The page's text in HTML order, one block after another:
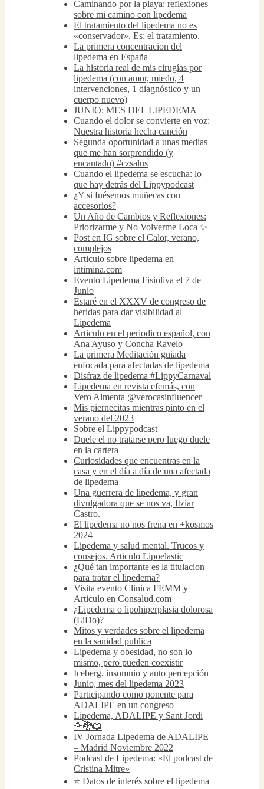
Caminando por la playa: reflexiones
sobre mi camino con lipedema
El tratamiento del lipedema no es
«conservador». Es: el tratamiento.
La primera concentracion del
lipedema en España
La historia real de mis cirugías por
lipedema (con amor, miedo, 4
intervenciones, 1 diagnóstico y un
cuerpo nuevo)
JUNIO: MES DEL LIPEDEMA
Cuando el dolor se convierte en voz:
Nuestra historia hecha canción
Segunda oportunidad a unas medias
que me han sorprendido (y
encantado) #czsalus
Cuando el lipedema se escucha: lo
que hay detrás del Lippypodcast
¿Y si fuésemos muñecas con
accesorios?
Un Año de Cambios y Reflexiones:
Priorizarme y No Volverme Loca ✨
Post en IG sobre el Calor, verano,
complejos
Articulo sobre lipedema en
intimina.com
Evento Lipedema Fisioliva el 7 de
Junio
Estaré en el XXXV de congreso de
heridas para dar visibilidad al
Lipedema
Articulo en el periodico español, con
Ana Ayuso y Concha Ravelo
La primera Meditación guiada
enfocada para afectadas de lipedema
Disfraz de lipedema #LippyCarnaval
Lipedema en revista efemás, con
Vero Almenta @verocasinfluencer
Mis piernecitas mientras pinto en el
verano del 2023
Sobre el Lippypodcast
Duele el no tratarse pero luego duele
en la cartera
Curiosidades que encuentras en la
casa y en el día a día de una afectada
de lipedema
Una guerrera de lipedema, y gran
divulgadora que se nos va, Itziar
Castro.
El lipedema no nos frena en +kosmos
2024
Lipedema y salud mental. Trucos y
consejos. Articulo Lipoelastic
¿Qué tan importante es la titulacion
para tratar el lipedema?
Visita evento Clinica FEMM y
Articulo en Consalud.com
¿Lipedema o lipohiperplasia dolorosa
(LiDo)?
Mitos y verdades sobre el lipedema
en la sanidad publica
Lipedema y obesidad, no son lo
mismo, pero pueden coexistir
Iceberg, insomnio y auto percepción
Junio, mes del lipedema 2023
Participando como ponente para
ADALIPE en un congreso
Lipedema, ADALIPE y Sant Jordi
🌹🐉📖
IV Jornada Lipedema de ADALIPE
– Madrid Noviembre 2022
Podcast de Lipedema: «El podcast de
Cristina Mitre»
⭐️ Datos de interés sobre el lipedema